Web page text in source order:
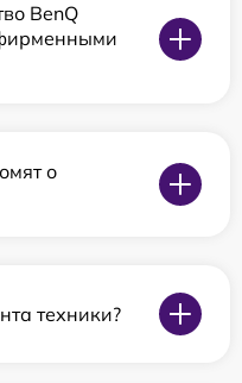
BenQ
о
техники?